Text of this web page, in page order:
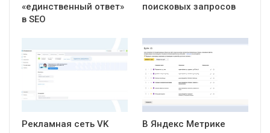
«единственный ответ»
в SEO
поисковых запросов
Рекламная сеть VK
В Яндекс Метрике